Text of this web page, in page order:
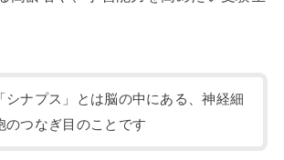
「シナプス」とは脳の中にある、神経細
のつなぎ目のことです